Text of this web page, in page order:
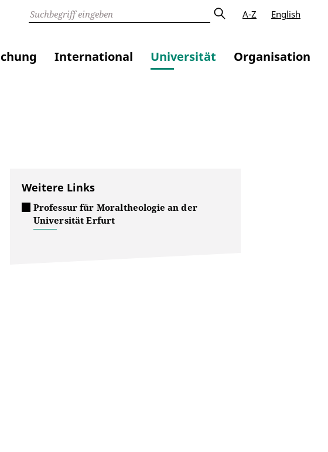
A-Z English
International Universität Organisation
Weitere Links
Professur für Moraltheologie an der
Universität Erfurt